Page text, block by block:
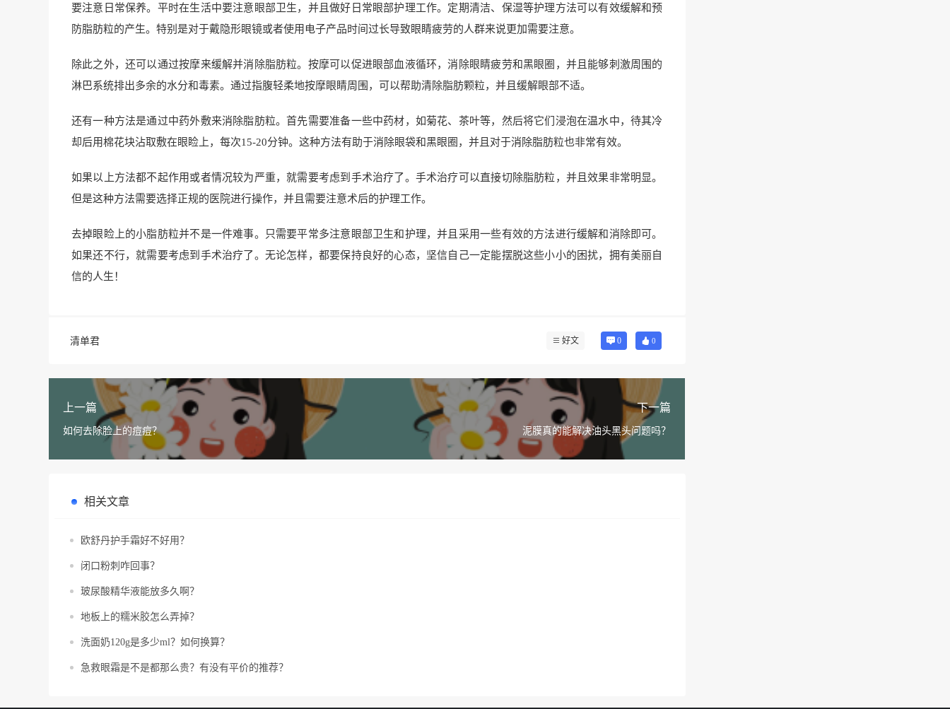
要注意日常保养。平时在生活中要注意眼部卫生，并且做好日常眼部护理工作。定期清洁、保湿等护理方法可以有效缓解和预
防脂肪粒的产生。特别是对于戴隐形眼镜或者使用电子产品时间过长导致眼睛疲劳的人群来说更加需要注意。
除此之外，还可以通过按摩来缓解并消除脂肪粒。按摩可以促进眼部血液循环，消除眼睛疲劳和黑眼圈，并且能够刺激周围的
淋巴系统排出多余的水分和毒素。通过指腹轻柔地按摩眼睛周围，可以帮助清除脂肪颗粒，并且缓解眼部不适。
还有一种方法是通过中药外敷来消除脂肪粒。首先需要准备一些中药材，如菊花、茶叶等，然后将它们浸泡在温水中，待其冷
却后用棉花块沾取敷在眼睑上，每次15-20分钟。这种方法有助于消除眼袋和黑眼圈，并且对于消除脂肪粒也非常有效。
如果以上方法都不起作用或者情况较为严重，就需要考虑到手术治疗了。手术治疗可以直接切除脂肪粒，并且效果非常明显。
但是这种方法需要选择正规的医院进行操作，并且需要注意术后的护理工作。
去掉眼睑上的小脂肪粒并不是一件难事。只需要平常多注意眼部卫生和护理，并且采用一些有效的方法进行缓解和消除即可。
如果还不行，就需要考虑到手术治疗了。无论怎样，都要保持良好的心态，坚信自己一定能摆脱这些小小的困扰，拥有美丽自
信的人生！
清单君 好文 0 0
上一篇
如何去除脸上的痘痘？
下一篇
泥膜真的能解决油头黑头问题吗？
相关文章
欧舒丹护手霜好不好用？
闭口粉刺咋回事？
玻尿酸精华液能放多久啊？
地板上的糯米胶怎么弄掉？
洗面奶120g是多少ml？如何换算？
急救眼霜是不是都那么贵？有没有平价的推荐？